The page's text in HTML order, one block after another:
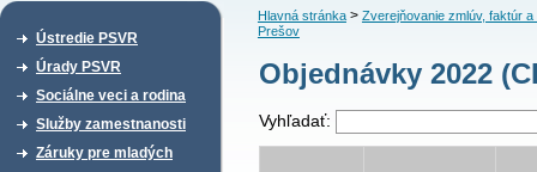
Ústredie PSVR
Úrady PSVR
Sociálne veci a rodina
Služby zamestnanosti
Záruky pre mladých
Hlavná stránka> Zverejňovanie zmlúv, faktúr a
Prešov
Objednávky 2022
Vyhľadať: